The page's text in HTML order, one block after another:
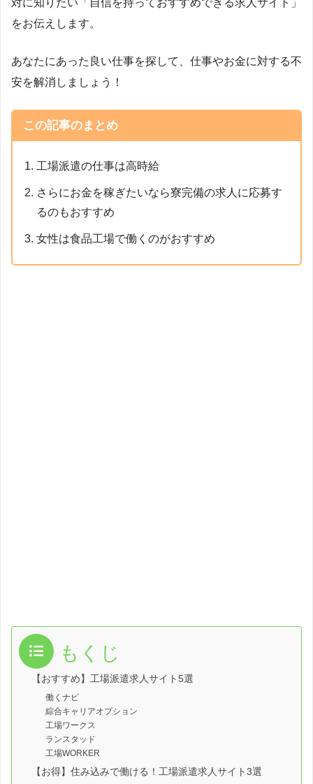
をお伝えします。
あなたにあった良い仕事を探して、仕事やお金に対する不
安を解消しましょう！
この記事のまとめ
工場派遣の仕事は高時給
さらにお金を稼ぎたいなら寮完備の求人に応募す
るのもおすすめ
女性は食品工場で働くのがおすすめ
もくじ
【おすすめ】工場派遣求人サイト5選
働くナビ
綜合キャリアオプション
工場ワークス
ランスタッド
工場WORKER
【お得】住み込みで働ける！工場派遣求人サイト3選